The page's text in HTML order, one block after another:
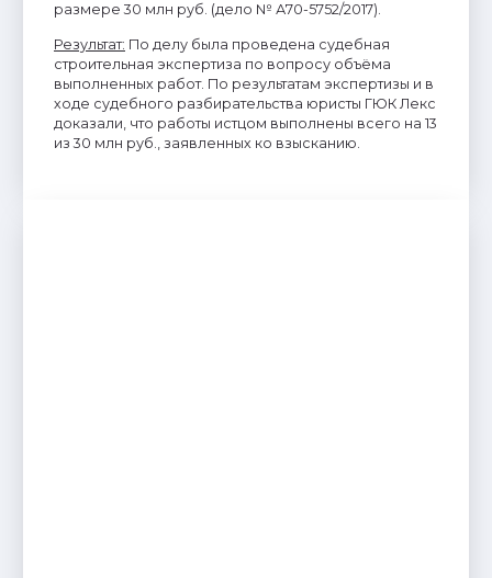
размере 30 млн руб. (дело № А70-5752/2017).
Результат: По делу была проведена судебная
строительная экспертиза по вопросу объёма
выполненных работ. По результатам экспертизы и в
ходе судебного разбирательства юристы ГЮК Лекс
доказали, что работы истцом выполнены всего на 13
из 30 млн руб., заявленных ко взысканию.